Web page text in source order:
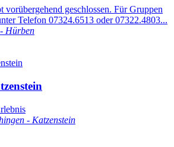
vorübergehend geschlossen. Für Gruppen
Telefon 07324.6513 oder 07322.4803...
Hürben
- Katzenstein